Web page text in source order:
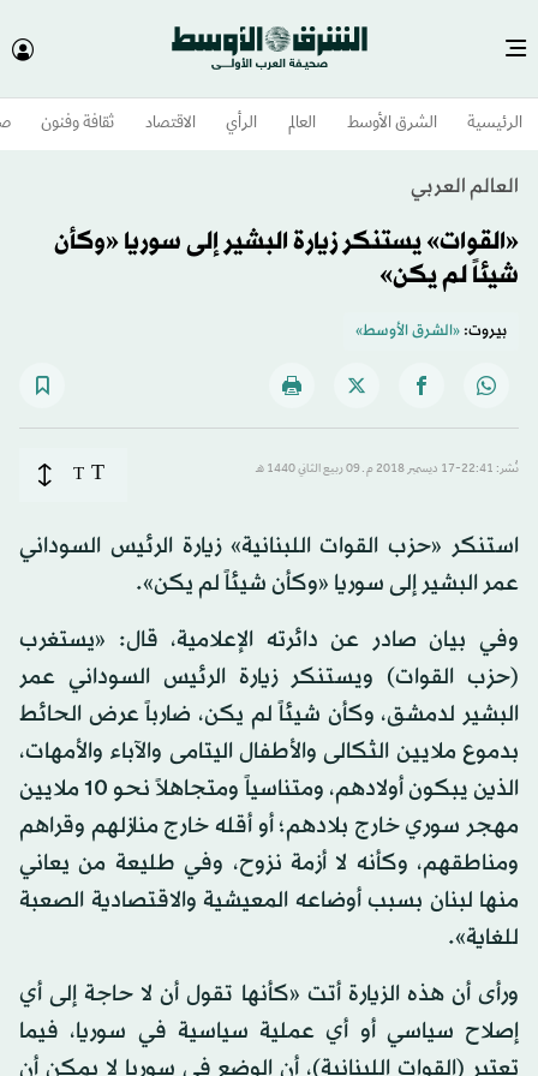
الرئيسية الشرق الأوسط​ العالم الرأي الاقتصاد ثقافة وفنون
العالم العربي
«القوات» يستنكر زيارة البشير إلى سوريا «وكأن
شيئاً لم يكن»
بيروت:«الشرق الأوسط»
نُشر: 22:41-17 ديسمبر 2018 م ـ 09 ربيع الثاني 1440 هـ T
T
استنكر «حزب القوات اللبنانية» زيارة الرئيس السوداني
عمر البشير إلى سوريا «وكأن شيئاً لم يكن».
وفي بيان صادر عن دائرته الإعلامية، قال: «يستغرب
(حزب القوات) ويستنكر زيارة الرئيس السوداني عمر
البشير لدمشق، وكأن شيئاً لم يكن، ضارباً عرض الحائط
بدموع ملايين الثكالى والأطفال اليتامى والآباء والأمهات،
الذين يبكون أولادهم، ومتناسياً ومتجاهلاً نحو 10 ملايين
مهجر سوري خارج بلادهم؛ أو أقله خارج منازلهم وقراهم
ومناطقهم، وكأنه لا أزمة نزوح، وفي طليعة من يعاني
منها لبنان بسبب أوضاعه المعيشية والاقتصادية الصعبة
للغاية».
ورأى أن هذه الزيارة أتت «كأنها تقول أن لا حاجة إلى أي
إصلاح سياسي أو أي عملية سياسية في سوريا، فيما
تعتبر (القوات اللبنانية)، أن الوضع في سوريا لا يمكن أن